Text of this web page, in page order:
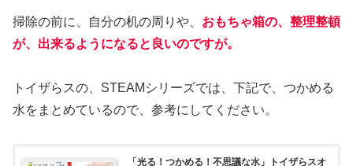
掃除の前に、自分の机の周りや、 おもちゃ箱の、整理整頓
が、出来るようになると良いのですが。
トイザらスの、STEAMシリーズでは、下記で、つかめる
水をまとめているので、参考にしてください。
「光る！つかめる！不思議な水」トイザらスオ